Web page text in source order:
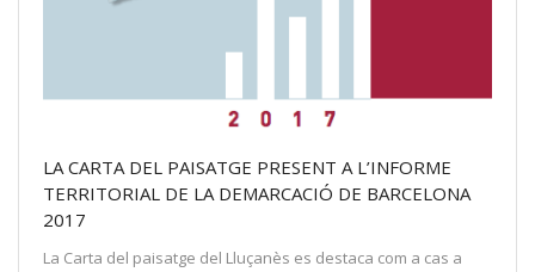
LA CARTA DEL PAISATGE PRESENT A L’INFORME
TERRITORIAL DE LA DEMARCACIÓ DE BARCELONA
2017
La Carta del paisatge del Lluçanès es destaca com a cas a